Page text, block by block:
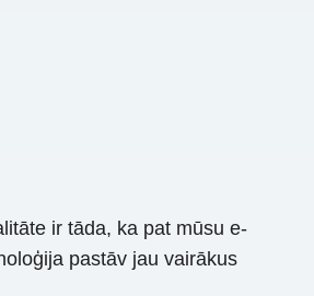
ir tāda, ka pat mūsu e-
pastāv jau vairākus